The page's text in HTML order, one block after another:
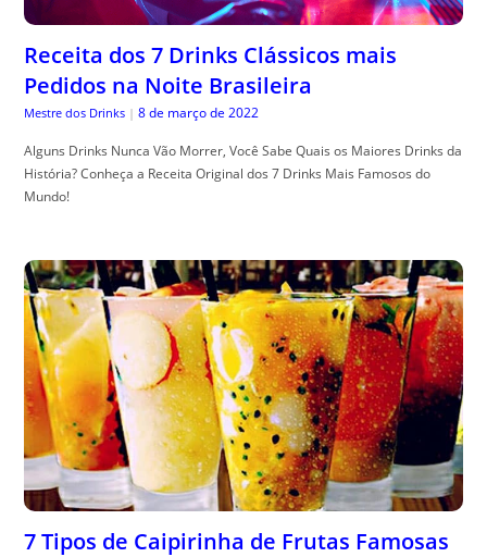
Receita dos 7 Drinks Clássicos mais
Pedidos na Noite Brasileira
Mestre dos Drinks | 8 de março de 2022
Alguns Drinks Nunca Vão Morrer, Você Sabe Quais os Maiores Drinks da
História? Conheça a Receita Original dos 7 Drinks Mais Famosos do
Mundo!
7 Tipos de Caipirinha de Frutas Famosas